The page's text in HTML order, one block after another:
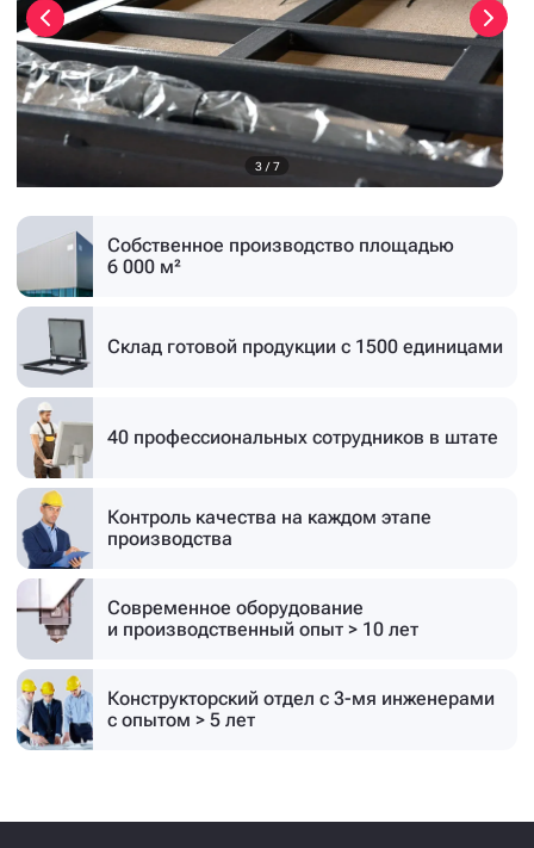
3 / 7
Собственное производство площадью
6 000 м²
Склад готовой продукции с 1500 единицами
40 профессиональных сотрудников в штате
Контроль качества на каждом этапе
производства
Современное оборудование
и производственный опыт > 10 лет
Конструкторский отдел с 3-мя инженерами
с опытом > 5 лет